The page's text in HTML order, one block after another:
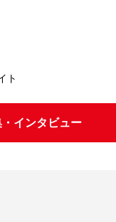
ト
・インタビュー